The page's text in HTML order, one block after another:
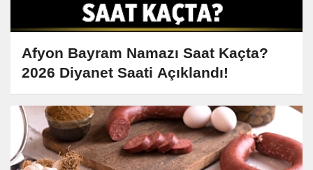
Afyon Bayram Namazı Saat Kaçta?
2026 Diyanet Saati Açıklandı!